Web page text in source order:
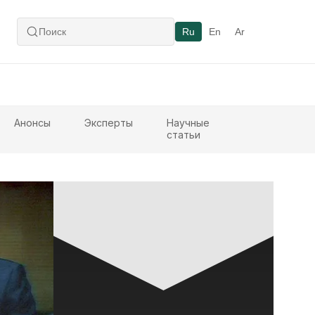
Ru En Ar
Анонсы Эксперты
Научные
статьи